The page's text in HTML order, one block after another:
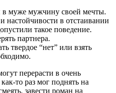
муже мужчину своей мечты.
настойчивости в отстаивании
такое поведение.
партнера.
твердое “нет” или взять
перерасти в очень
то раз мог поднять на
завести роман на